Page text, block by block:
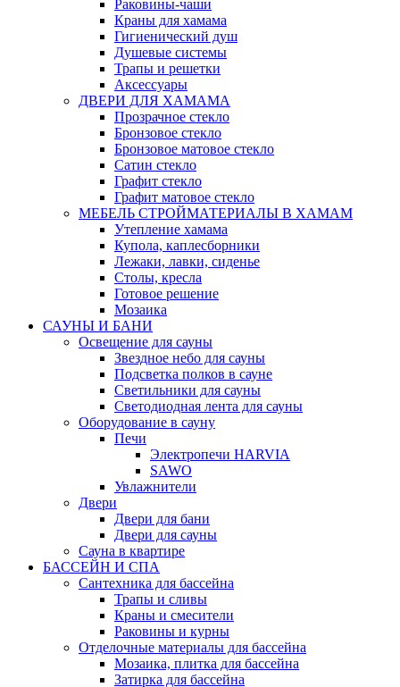
Раковины-чаши
Краны для хамама
Гигиенический душ
Душевые системы
Трапы и решетки
Аксессуары
ДВЕРИ ДЛЯ ХАМАМА
Прозрачное стекло
Бронзовое стекло
Бронзовое матовое стекло
Сатин стекло
Графит стекло
Графит матовое стекло
МЕБЕЛЬ СТРОЙМАТЕРИАЛЫ В ХАМАМ
Утепление хамама
Купола, каплесборники
Лежаки, лавки, сиденье
Столы, кресла
Готовое решение
Мозаика
САУНЫ И БАНИ
Освещение для сауны
Звездное небо для сауны
Подсветка полков в сауне
Светильники для сауны
Светодиодная лента для сауны
Оборудование в сауну
Печи
Электропечи HARVIA
SAWO
Увлажнители
Двери
Двери для бани
Двери для сауны
Сауна в квартире
БАССЕЙН И СПА
Сантехника для бассейна
Трапы и сливы
Краны и смесители
Раковины и курны
Отделочные материалы для бассейна
Мозаика, плитка для бассейна
Затирка для бассейна